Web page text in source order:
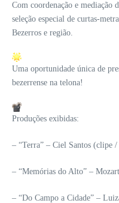
Com coordenação e mediação
seleção especial de curtas-
Bezerros e região.
Uma oportunidade única de
bezerrense na telona!
Produções exibidas:
– “Terra” – Ciel Santos (clipe /
– “Memórias do Alto” –
– “Do Campo a Cidade” –